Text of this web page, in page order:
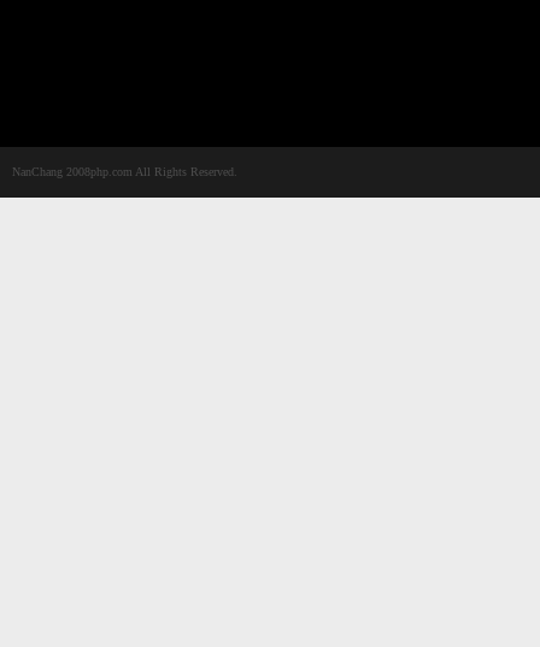
NanChang 2008php.com All Rights Reserved.